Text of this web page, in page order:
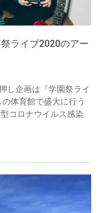
ライブ2020のアー
し企画は『学園祭ライ
体育館で盛大に行う
コロナウイルス感染